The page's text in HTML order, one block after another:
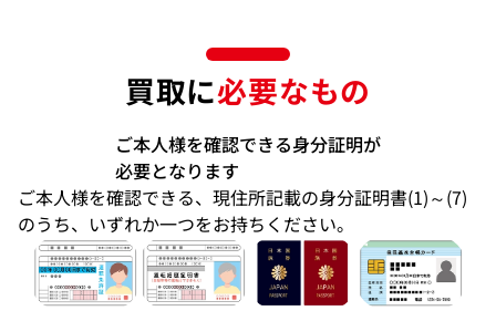
買取に必要なもの
ご本人様を確認できる身分証明が
必要となります
ご本人様を確認できる、現住所記載の身分証明書(1)～(7)
のうち、いずれか一つをお持ちください。